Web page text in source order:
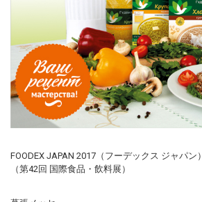
FOODEX JAPAN 2017（フーデックス ジャパン）
（第42回 国際食品・飲料展）